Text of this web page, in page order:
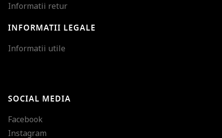
Informatii retur
INFORMATII LEGALE
Informatii utile
SOCIAL MEDIA
Facebook
Instagram